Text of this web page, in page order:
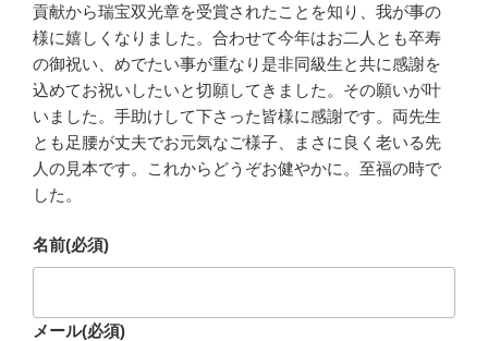
貢献から瑞宝双光章を受賞されたことを知り、我が事の
様に嬉しくなりました。合わせて今年はお二人とも卒寿
の御祝い、めでたい事が重なり是非同級生と共に感謝を
込めてお祝いしたいと切願してきました。その願いが叶
いました。手助けして下さった皆様に感謝です。両先生
とも足腰が丈夫でお元気なご様子、まさに良く老いる先
人の見本です。これからどうぞお健やかに。至福の時で
した。
名前(必須)
メール(必須)